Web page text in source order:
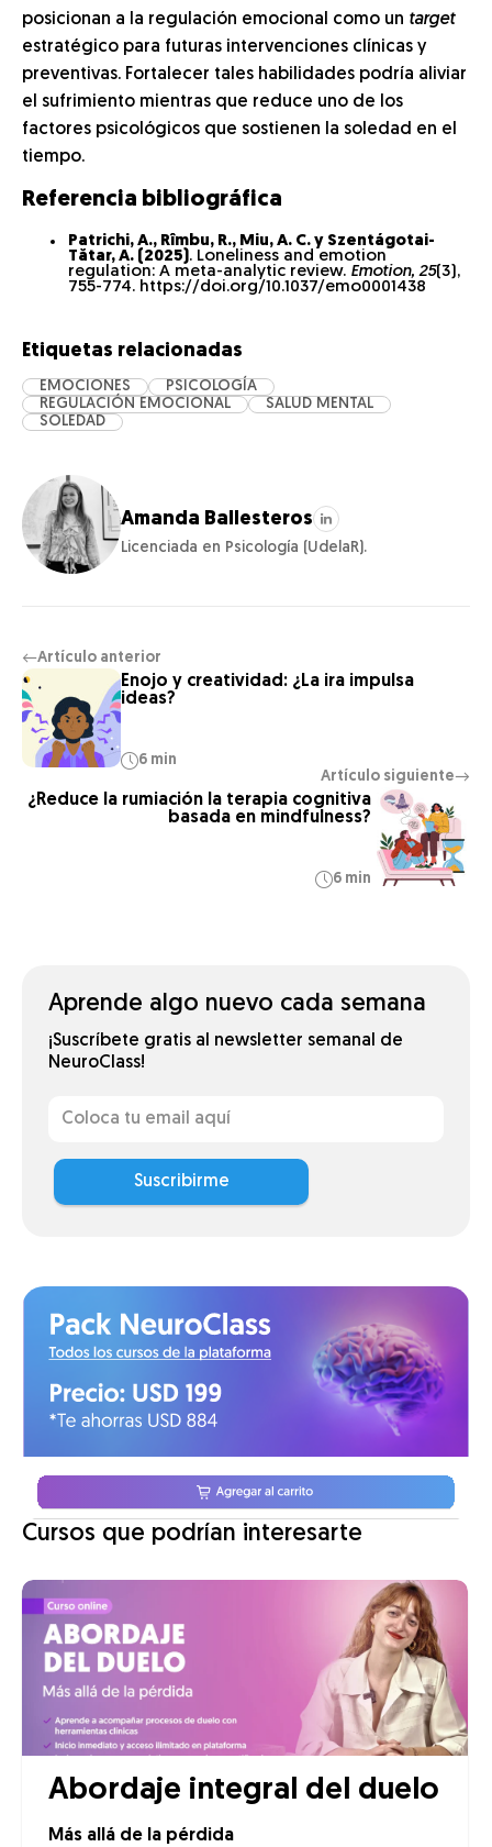
posicionan a la regulación emocional como un target
estratégico para futuras intervenciones clínicas y
preventivas. Fortalecer tales habilidades podría aliviar
el sufrimiento mientras que reduce uno de los
factores psicológicos que sostienen la soledad en el
tiempo.
Referencia bibliográfica
Patrichi, A., Rîmbu, R., Miu, A. C. y Szentágotai-
Tătar, A. (2025). Loneliness and emotion
regulation: A meta-analytic review. Emotion, 25(3),
755-774. https://doi.org/10.1037/emo0001438
Etiquetas relacionadas
EMOCIONES
PSICOLOGÍA
REGULACIÓN EMOCIONAL
SALUD MENTAL
SOLEDAD
Amanda Ballesteros
Licenciada en Psicología (UdelaR).
←Artículo anterior
Enojo y creatividad: ¿La ira impulsa
ideas?
6 min
Artículo siguiente→
¿Reduce la rumiación la terapia cognitiva
basada en mindfulness?
6 min
Aprende algo nuevo cada semana
¡Suscríbete gratis al newsletter semanal de
NeuroClass!
Suscribirme
Cursos que podrían interesarte
Abordaje integral del duelo
Más allá de la pérdida